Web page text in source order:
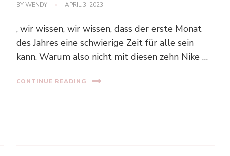
BYWENDY APRIL 3, 2023
, wir wissen, wir wissen, dass der erste Monat
des Jahres eine schwierige Zeit für alle sein
kann. Warum also nicht mit diesen zehn Nike …
CONTINUE READING